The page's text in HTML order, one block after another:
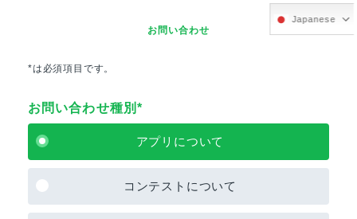
Japanese
お問い合わせ
*は必須項目です。
お問い合わせ種別*
アプリについて
コンテストについて